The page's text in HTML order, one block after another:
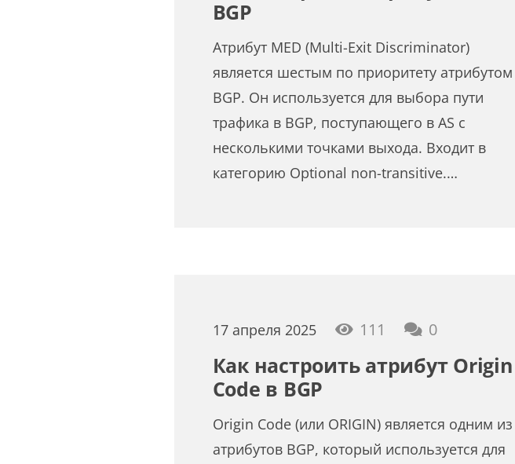
BGP
Атрибут MED (Multi-Exit Discriminator)
является шестым по приоритету атрибутом
BGP. Он используется для выбора пути
трафика в BGP, поступающего в AS с
несколькими точками выхода. Входит в
категорию Optional non-transitive.…
17 апреля 2025 111 0
Как настроить атрибут Origin
Code в BGP
Origin Code (или ORIGIN) является одним из
атрибутов BGP, который используется для